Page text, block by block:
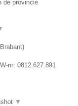
de provincie
)
nr: ​0812.627.891
▼